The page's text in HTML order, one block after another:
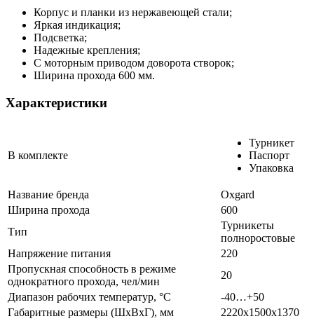
Корпус и планки из нержавеющей стали;
Яркая индикация;
Подсветка;
Надежные крепления;
С моторным приводом доворота створок;
Ширина прохода 600 мм.
Характеристики
В комплекте
Турникет
Паспорт
Упаковка
Название бренда
Oxgard
Ширина прохода
600
Тип
Турникеты
полноростовые
Напряжение питания
220
Пропускная способность в режиме
однократного прохода, чел/мин
20
Диапазон рабочих температур, °С
-40…+50
Габаритные размеры (ШхВхГ), мм
2220х1500х1370